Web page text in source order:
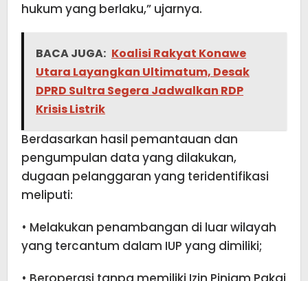
hukum yang berlaku,” ujarnya.
BACA JUGA: Koalisi Rakyat Konawe
Utara Layangkan Ultimatum, Desak
DPRD Sultra Segera Jadwalkan RDP
Krisis Listrik
Berdasarkan hasil pemantauan dan
pengumpulan data yang dilakukan,
dugaan pelanggaran yang teridentifikasi
meliputi:
• Melakukan penambangan di luar wilayah
yang tercantum dalam IUP yang dimiliki;